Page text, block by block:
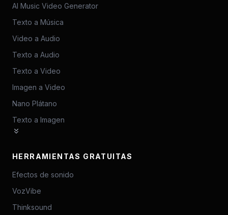
AI Music Video Generator
Texto a Música
Video a Audio
Texto a Audio
Texto a Video
Imagen a Video
Nano Plátano
Texto a Imagen
HERRAMIENTAS GRATUITAS
Efectos de sonido
VozVibe
Thinksound